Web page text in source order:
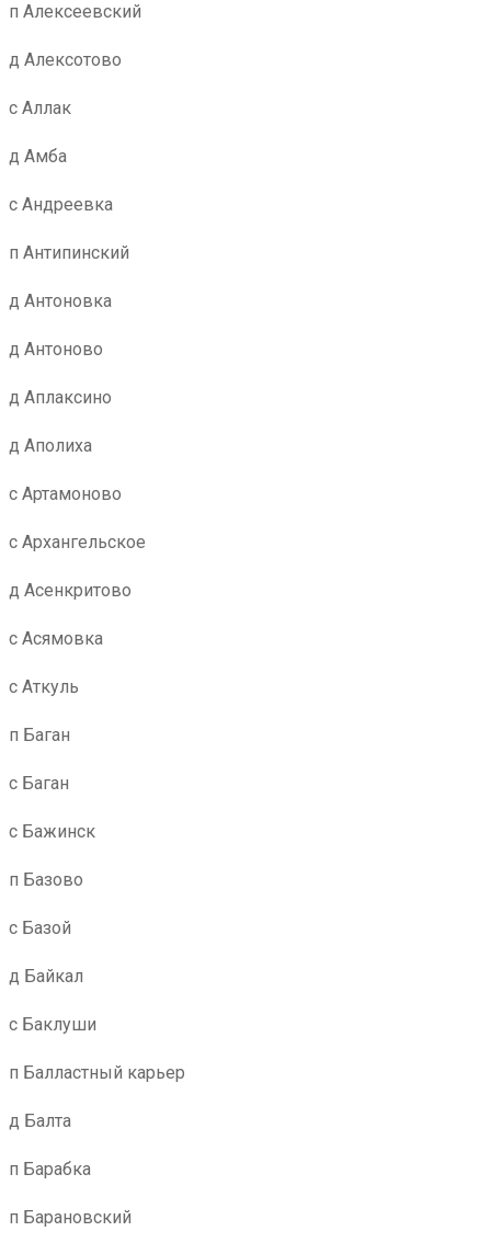
п Алексеевский
д Алексотово
с Аллак
д Амба
с Андреевка
п Антипинский
д Антоновка
д Антоново
д Аплаксино
д Аполиха
с Артамоново
с Архангельское
д Асенкритово
с Асямовка
с Аткуль
п Баган
с Баган
с Бажинск
п Базово
с Базой
д Байкал
с Баклуши
п Балластный карьер
д Балта
п Барабка
п Барановский